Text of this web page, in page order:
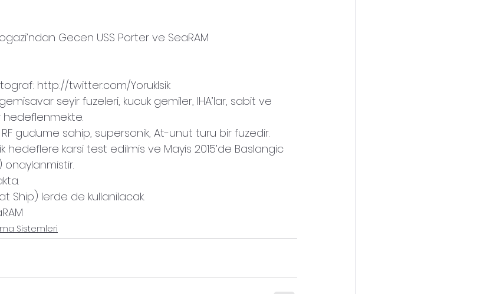
Gecen USS Porter ve SeaRAM
http://twitter.com/YorukIsik
seyir fuzeleri, kucuk gemiler, IHA’lar, sabit ve
RF gudume sahip, supersonik, At-unut turu bir fuzedir.
hedeflere karsi test edilmis ve Mayis 2015’de Baslangic
onaylanmistir.
Ship) lerde de kullanilacak.
Sistemleri